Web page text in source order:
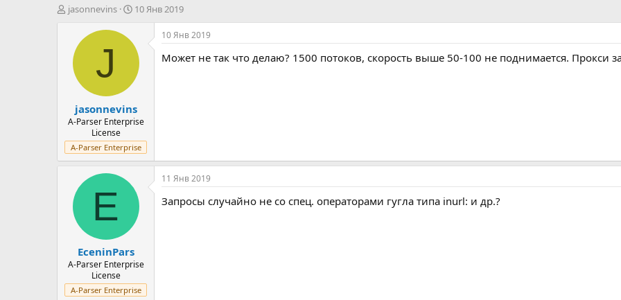
А
jasonnevins
Д
а
н
а
ч
л
а
10 Янв 2019
J
jasonnevins
A-Parser Enterprise
License
A-Parser Enterprise
10 Янв 2019
Может не так что делаю? 1500 потоков, скорость выше 50-100 не поднимается. Прокси
E
EceninPars
A-Parser Enterprise
License
A-Parser Enterprise
11 Янв 2019
Запросы случайно не со спец. операторами гугла типа inurl: и др.?